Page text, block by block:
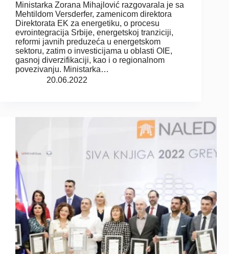
Ministarka Zorana Mihajlović razgovarala je sa
Mehtildom Versderfer, zamenicom direktora
Direktorata EK za energetiku, o procesu
evrointegracija Srbije, energetskoj tranziciji,
reformi javnih preduzeća u energetskom
sektoru, zatim o investicijama u oblasti OIE,
gasnoj diverzifikaciji, kao i o regionalnom
povezivanju. Ministarka…
20.06.2022